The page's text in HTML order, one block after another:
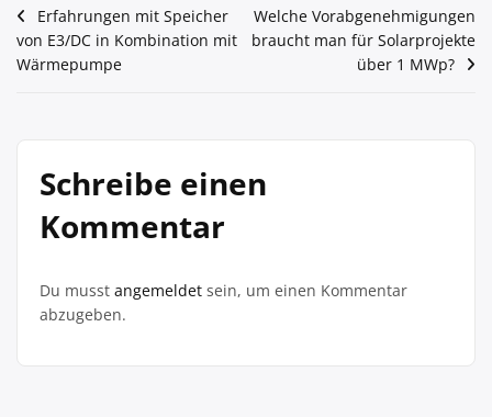
Beitragsnavigation
Erfahrungen mit Speicher
von E3/DC in Kombination mit
Wärmepumpe
Welche Vorabgenehmigungen
braucht man für Solarprojekte
über 1 MWp?
Schreibe einen
Kommentar
Du musst angemeldet sein, um einen Kommentar
abzugeben.